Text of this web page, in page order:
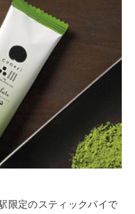
限定のスティックパイで